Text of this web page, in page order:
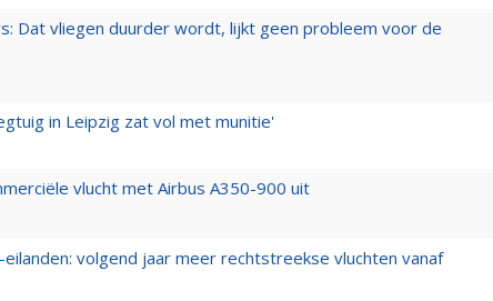
Dat vliegen duurder wordt, lijkt geen probleem voor de
in Leipzig zat vol met munitie'
vlucht met Airbus A350-900 uit
volgend jaar meer rechtstreekse vluchten vanaf